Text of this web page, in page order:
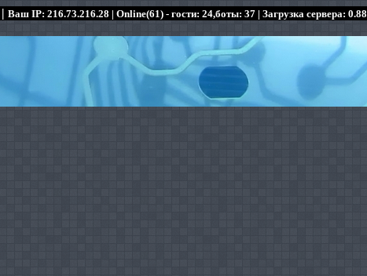
| Ваш IP: 216.73.216.28 | Online(61) - гости: 24,боты: 37 | Загрузка сервера: 0.88